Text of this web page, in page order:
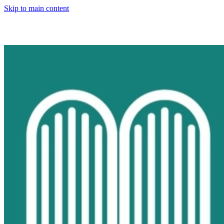
Skip to main content